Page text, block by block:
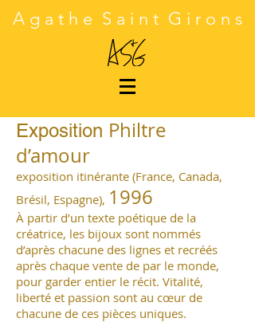
A g a t h e S a i n t G i r o n s
Exposition Philtre
d’amour
exposition itinérante (France, Canada,
Brésil, Espagne), 1996
À partir d’un texte poétique de la
créatrice, les bijoux sont nommés
d’après chacune des lignes et recréés
après chaque vente de par le monde,
pour garder entier le récit. Vitalité,
liberté et passion sont au cœur de
chacune de ces pièces uniques.